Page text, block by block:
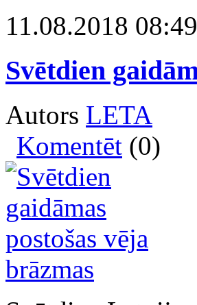
11.08.2018 08:49
Svētdien
Autors LETA
Komentēt (0)